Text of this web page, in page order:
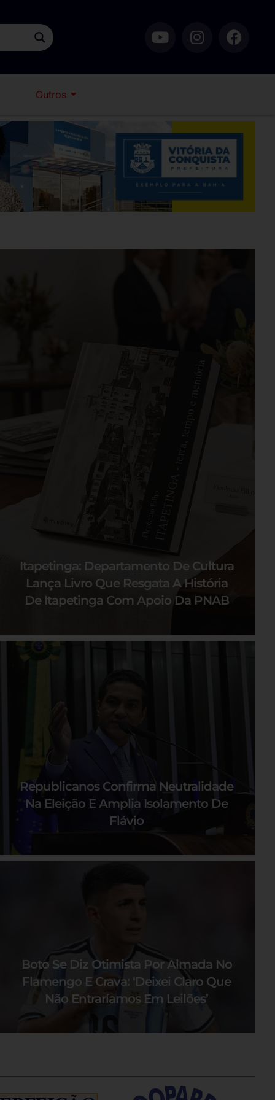
Outros
Itapetinga: Departamento De Cultura
Lança Livro Que Resgata A História
De Itapetinga Com Apoio Da PNAB
Republicanos Confirma Neutralidade
Na Eleição E Amplia Isolamento De
Flávio
Boto Se Diz Otimista Por Almada No
Flamengo E Crava: ‘Deixei Claro Que
Não Entraríamos Em Leilões’